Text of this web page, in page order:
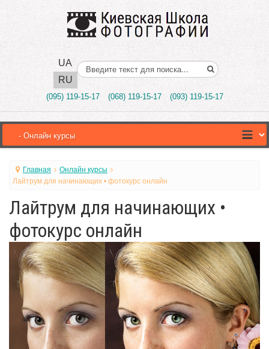
UA
RU
Поиск..
(095) 119-15-17 (068) 119-15-17 (093) 119-15-17
Главная
Онлайн курсы
Лайтрум для начинающих • фотокурс онлайн
Лайтрум для начинающих •
фотокурс онлайн